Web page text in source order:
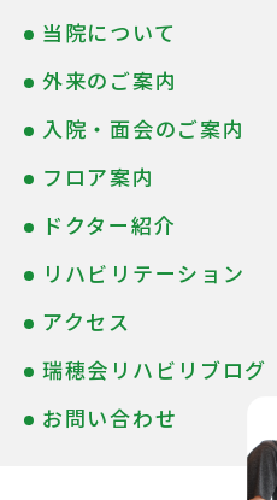
当院について
外来のご案内
入院・面会のご案内
フロア案内
ドクター紹介
リハビリテーション
アクセス
瑞穂会リハビリブログ
お問い合わせ